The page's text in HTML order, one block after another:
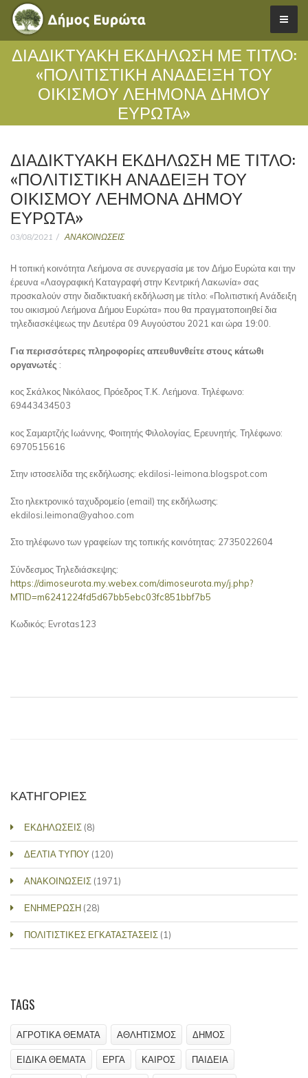
ΔΙΑΔΙΚΤΥΑΚΗ ΕΚΔΗΛΩΣΗ ΜΕ ΤΙΤΛΟ:
«ΠΟΛΙΤΙΣΤΙΚΗ ΑΝΑΔΕΙΞΗ ΤΟΥ
ΟΙΚΙΣΜΟΥ ΛΕΗΜΟΝΑ ΔΗΜΟΥ
ΕΥΡΩΤΑ»
ΔΙΑΔΙΚΤΥΑΚΗ ΕΚΔΗΛΩΣΗ ΜΕ ΤΙΤΛΟ:
«ΠΟΛΙΤΙΣΤΙΚΗ ΑΝΑΔΕΙΞΗ ΤΟΥ
ΟΙΚΙΣΜΟΥ ΛΕΗΜΟΝΑ ΔΗΜΟΥ
ΕΥΡΩΤΑ»
03/08/2021 ΑΝΑΚΟΙΝΩΣΕΙΣ
Η τοπική κοινότητα Λεήμονα σε συνεργασία με τον Δήμο Ευρώτα και την
έρευνα «Λαογραφική Καταγραφή στην Κεντρική Λακωνία» σας
προσκαλούν στην διαδικτυακή εκδήλωση με τίτλο: «Πολιτιστική Ανάδειξη
του οικισμού Λεήμονα Δήμου Ευρώτα» που θα πραγματοποιηθεί δια
τηλεδιασκέψεως την Δευτέρα 09 Αυγούστου 2021 και ώρα 19:00.
Για περισσότερες πληροφορίες απευθυνθείτε στους κάτωθι
οργανωτές :
κος Σκάλκος Νικόλαος, Πρόεδρος Τ.Κ. Λεήμονα. Τηλέφωνο:
69443434503
κος Σαμαρτζής Ιωάννης, Φοιτητής Φιλολογίας, Ερευνητής. Τηλέφωνο:
6970515616
Στην ιστοσελίδα της εκδήλωσης: ekdilosi-leimona.blogspot.com
Στο ηλεκτρονικό ταχυδρομείο (email) της εκδήλωσης:
ekdilosi.leimona@yahoo.com
Στο τηλέφωνο των γραφείων της τοπικής κοινότητας: 2735022604
Σύνδεσμος Τηλεδιάσκεψης:
https://dimoseurota.my.webex.com/dimoseurota.my/j.php?
MTID=m6241224fd5d67bb5ebc03fc851bbf7b5
Κωδικός: Evrotas123
ΚΑΤΗΓΟΡΙΕΣ
ΕΚΔΗΛΩΣΕΙΣ (8)
ΔΕΛΤΙΑ ΤΥΠΟΥ (120)
ΑΝΑΚΟΙΝΩΣΕΙΣ (1971)
ΕΝΗΜΕΡΩΣΗ (28)
ΠΟΛΙΤΙΣΤΙΚΕΣ ΕΓΚΑΤΑΣΤΑΣΕΙΣ (1)
TAGS
ΑΓΡΟΤΙΚΑ ΘΕΜΑΤΑ ΑΘΛΗΤΙΣΜΟΣ ΔΗΜΟΣ
ΕΙΔΙΚΑ ΘΕΜΑΤΑ ΕΡΓΑ ΚΑΙΡΟΣ ΠΑΙΔΕΙΑ